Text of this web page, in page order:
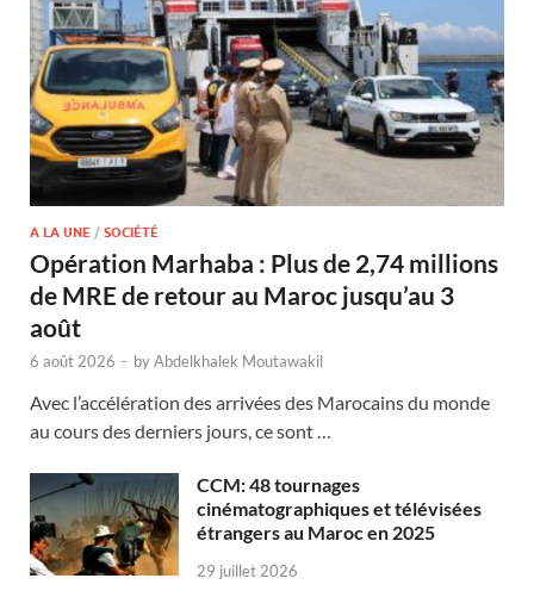
A LA UNE / SOCIÉTÉ
Opération Marhaba : Plus de 2,74 millions
de MRE de retour au Maroc jusqu’au 3
août
6 août 2026 - byAbdelkhalek Moutawakil
Avec l’accélération des arrivées des Marocains du monde
au cours des derniers jours, ce sont …
CCM: 48 tournages
cinématographiques et télévisées
étrangers au Maroc en 2025
29 juillet 2026